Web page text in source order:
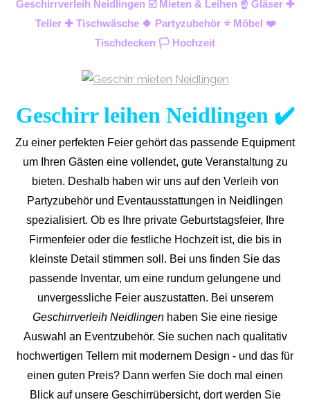
Geschirrverleih Neidlingen ☑️ Mieten & Leihen ☝️ Gläser ✚
Teller ✚ Tischwäsche 🍀 Partyzubehör ⭐ Möbel ❤️
Tischdecken 🏳️ Hochzeit
Geschirr leihen Neidlingen ✔️
Zu einer perfekten Feier gehört das passende Equipment
um Ihren Gästen eine vollendet, gute Veranstaltung zu
bieten. Deshalb haben wir uns auf den Verleih von
Partyzubehör und Eventausstattungen in Neidlingen
spezialisiert. Ob es Ihre private Geburtstagsfeier, Ihre
Firmenfeier oder die festliche Hochzeit ist, die bis in
kleinste Detail stimmen soll. Bei uns finden Sie das
passende Inventar, um eine rundum gelungene und
unvergessliche Feier auszustatten. Bei unserem
Geschirrverleih Neidlingen haben Sie eine riesige
Auswahl an Eventzubehör. Sie suchen nach qualitativ
hochwertigen Tellern mit modernem Design - und das für
einen guten Preis? Dann werfen Sie doch mal einen
Blick auf unsere Geschirrübersicht, dort werden Sie